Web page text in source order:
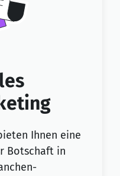
Ihnen eine
Botschaft in